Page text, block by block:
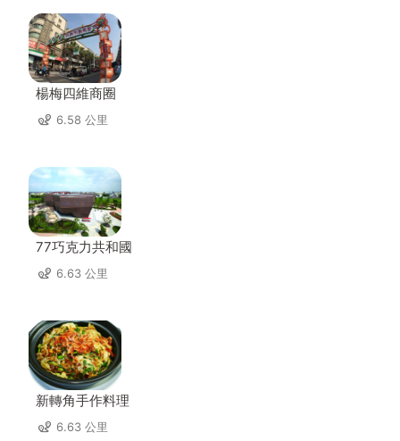
楊梅四維商圈
6.58 公里
77巧克力共和國
6.63 公里
新轉角手作料理
6.63 公里